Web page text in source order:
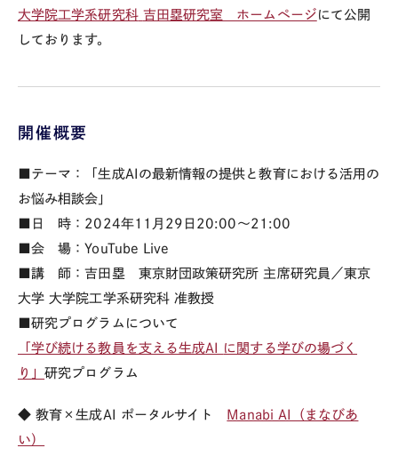
大学院工学系研究科 吉田塁研究室 ホームページ にて公開
しております。
開催概要
■テーマ：「生成AIの最新情報の提供と教育における活用の
お悩み相談会」
■日 時：2024年11月29日20:00～21:00
■会 場：YouTube Live
■講 師：吉田塁 東京財団政策研究所 主席研究員／東京
大学 大学院工学系研究科 准教授
■研究プログラムについて
「学び続ける教員を支える生成AI
に関する学びの場づく
り 」研究プログラム
◆ 教育×生成AI ポータルサイト
Manabi AI（まなびあ
い）